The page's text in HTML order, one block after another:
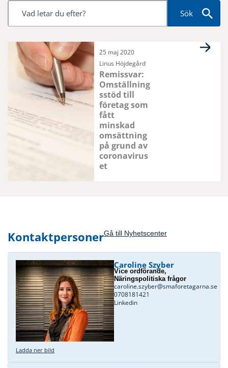
Sök
25 maj 2020
Linus Höjdegård
Remissvar:
Omställning
sstöd till
företag som
fått
minskad
omsättning
på grund av
coronavirus
et
KontaktpersonerGå till Nyhetscenter
Caroline Szyber
Vice ordförande,
Näringspolitiska frågor
caroline.szyber@smaforetagarna.se
0708181421
Linkedin
Ladda ner bild